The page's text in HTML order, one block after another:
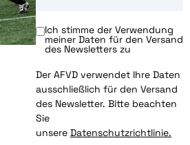
Ich stimme der Verwendung
meiner Daten für den Versand
des Newsletters zu
Der AFVD verwendet Ihre Daten
ausschließlich für den Versand
des Newsletter. Bitte beachten
Sie
unsere Datenschutzrichtlinie.